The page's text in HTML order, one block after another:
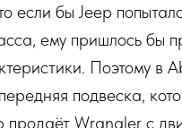
если бы Jeep
ему пришлось бы
Поэтому
подвеска,
Wrangler с